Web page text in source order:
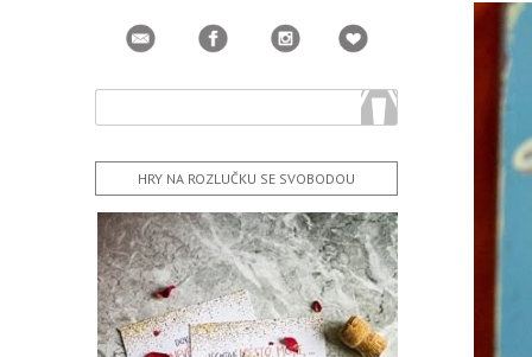
HRY NA ROZLUČKU SE SVOBODOU